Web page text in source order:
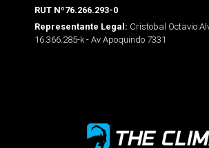
RUT Nº76.266.293-0
Representante Legal: Cristobal Octavio
16.366.285-k - Av Apoquindo 7331